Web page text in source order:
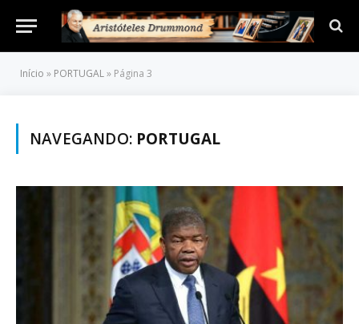
Início » PORTUGAL» Página 3
NAVEGANDO: PORTUGAL